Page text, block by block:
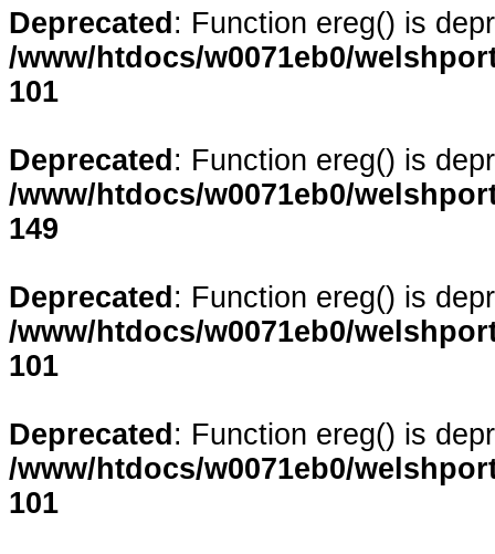
Deprecated : Function ereg() is
/www/htdocs/w0071eb0/
101
Deprecated : Function ereg() is
/www/htdocs/w0071eb0/
149
Deprecated : Function ereg() is
/www/htdocs/w0071eb0/
101
Deprecated : Function ereg() is
/www/htdocs/w0071eb0/
101